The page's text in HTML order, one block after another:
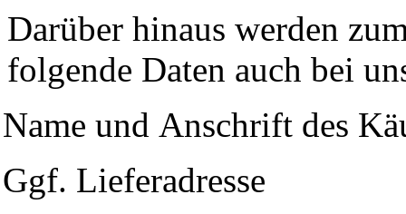
Darüber hinaus werden
folgende Daten auch bei
Name und Anschrift des
Ggf. Lieferadresse